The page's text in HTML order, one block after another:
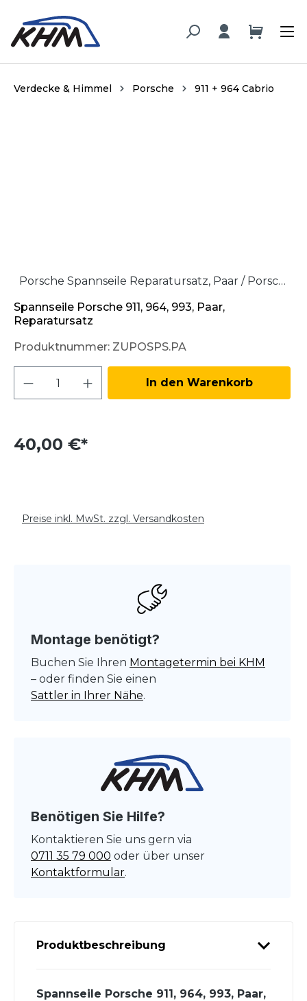
springen
Verdecke & Himmel Porsche 911 + 964 Cabrio
Porsche Spannseile Reparatursatz, Paar / Porsche tension wire reparation set, pair
Spannseile Porsche 911, 964, 993, Paar,
Reparatursatz
Produktnummer: ZUPOSPS.PA
Produkt Anzahl: Gib den
In den Warenkorb
40,00 €*
Preise inkl. MwSt. zzgl. Versandkosten
Montage benötigt?
Buchen Sie Ihren Montagetermin bei KHM
– oder finden Sie einen
Sattler in Ihrer Nähe.
Benötigen Sie Hilfe?
Kontaktieren Sie uns gern via
0711 35 79 000 oder über unser
Kontaktformular.
Produktbeschreibung
Spannseile Porsche 911, 964, 993, Paar,